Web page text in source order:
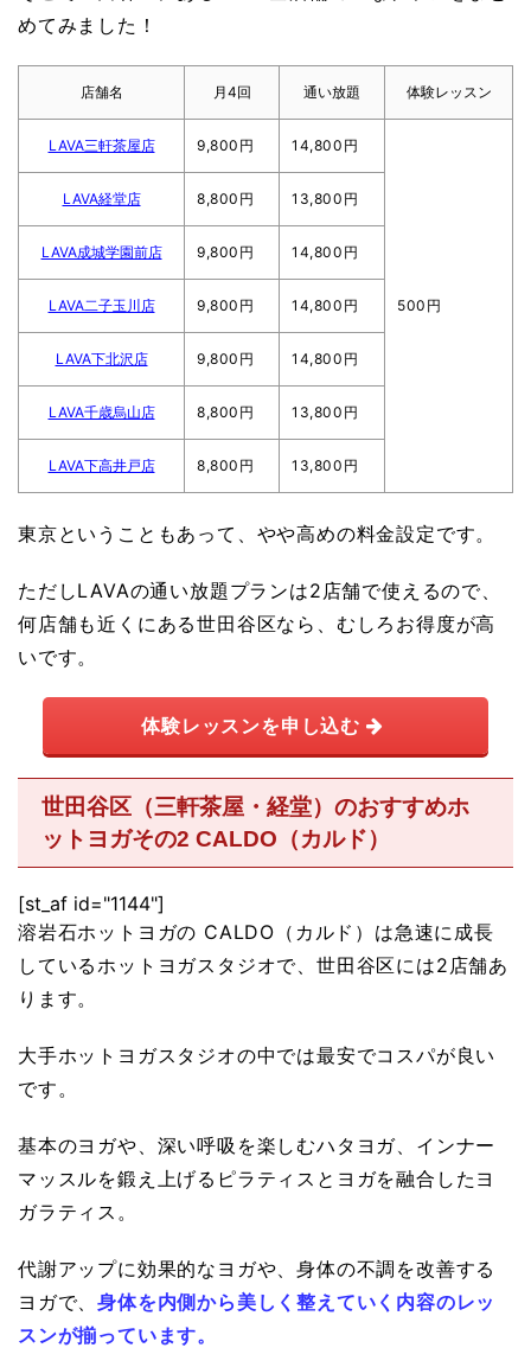
めてみました！
店舗名 月4回 通い放題 体験レッスン
LAVA三軒茶屋店 9,800円 14,800円
500円
LAVA経堂店 8,800円 13,800円
LAVA成城学園前店 9,800円 14,800円
LAVA二子玉川店 9,800円 14,800円
LAVA下北沢店 9,800円 14,800円
LAVA千歳烏山店 8,800円 13,800円
LAVA下高井戸店 8,800円 13,800円
東京ということもあって、やや高めの料金設定です。
ただしLAVAの通い放題プランは2店舗で使えるので、
何店舗も近くにある世田谷区なら、むしろお得度が高
いです。
体験レッスンを申し込む
世田谷区（三軒茶屋・経堂）のおすすめホ
ットヨガその2 CALDO（カルド）
[st_af id="1144"]
溶岩石ホットヨガの CALDO（カルド）は急速に成長
しているホットヨガスタジオで、世田谷区には2店舗あ
ります。
大手ホットヨガスタジオの中では最安でコスパが良い
です。
基本のヨガや、深い呼吸を楽しむハタヨガ、インナー
マッスルを鍛え上げるピラティスとヨガを融合したヨ
ガラティス。
代謝アップに効果的なヨガや、身体の不調を改善する
ヨガで、身体を内側から美しく整えていく内容のレッ
スンが揃っています。